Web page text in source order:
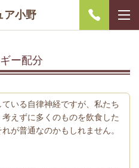
ア小野
ー配分
いる自律神経ですが、私たち
えずに多くのものを飲食した
が普通なのかもしれません。